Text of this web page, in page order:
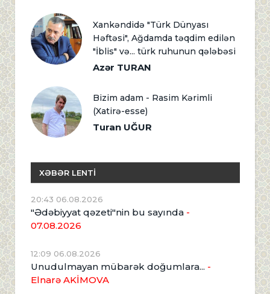
Xankəndidə "Türk Dünyası
Həftəsi", Ağdamda təqdim edilən
"İblis" və... türk ruhunun qələbəsi
Azər TURAN
Bizim adam - Rasim Kərimli
(Xatirə-esse)
Turan UĞUR
XƏBƏR LENTİ
20:43 06.08.2026
"Ədəbiyyat qəzeti"nin bu sayında -
07.08.2026
12:09 06.08.2026
Unudulmayan mübarək doğumlara... -
Elnarə AKİMOVA